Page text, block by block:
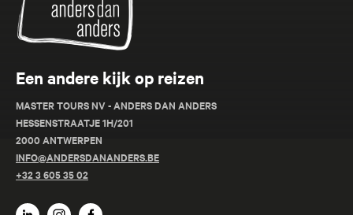
Peru Rondreis - 21 dagen
Lofzang van de Amazone
Combineer een luxe Amazone-cruise met iconische
bestemmingen zoals de imposante Andes, het
Titicacameer en Lima’s historische charme.
Een andere kijk op reizen
MASTER TOURS NV - ANDERS DAN ANDERS
HESSENSTRAATJE 1H/201
2000 ANTWERPEN
INFO@ANDERSDANANDERS.BE
+32 3 605 35 02